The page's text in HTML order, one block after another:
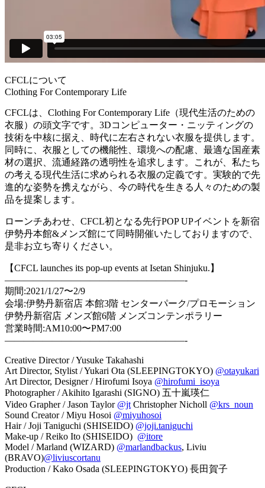
CFCLについて
Clothing For Contemporary Life
CFCLは、Clothing For Contemporary Life（現代生活のための
衣服）の頭文字です。3Dコンピューター・ニッティングの
技術を中核に据え、時代に左右されない衣服を提供します。
同時に、衣服としての機能性、環境への配慮、最適な国産素
材の選択、流通経路の透明性を追求します。これが、私たち
の考える現代生活に求められる衣服の定義です。実験的で先
進的な姿勢を携えながら、今の時代を生きる人々のための製
品を提案します。
ローンチあわせ、CFCL初となる先行POP UPイベントを新宿
伊勢丹本館&メンズ館にて同時開催いたしておりますので、
是非お立ち寄りください。
【CFCL launches its pop-up events at Isetan Shinjuku.】
———————————————————-
期間:2021/1/27〜2/9
会場:伊勢丹新宿店 本館3階 センターパーク/プロモーション
伊勢丹新宿店 メンズ館6階 メンズコンテンポラリー
営業時間:AM10:00〜PM7:00
———————————————————-
Creative Director / Yusuke Takahashi
Art Director, Stylist / Yukari Ota (SLEEPINGTOKYO) @otayukari
Art Director, Designer / Hirofumi Isoya @hirofumi_isoya
Photographer / Akihito Igarashi (SIGNO) 五十嵐瑛仁
Video Grapher / Jason Taylor @jt Christopher Nicholl @krs_noun
Sound Creator / Miyu Hosoi @miyuhosoi
Hair / Joji Taniguchi (SHISEIDO) @joji.taniguchi
Make-up / Reiko Ito (SHISEIDO) @itore
Model / Marland (WIZARD) @marlandbackus, Liviu
(BRAVO)@liviuscortanu
Production / Kako Osada (SLEEPINGTOKYO) 長田賀子